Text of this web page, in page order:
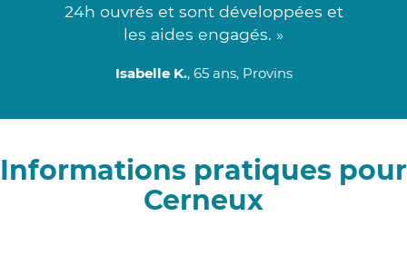
24h ouvrés et sont développées et
les aides engagés. »
Isabelle K., 65 ans, Provins
Informations pratiques pour
Cerneux